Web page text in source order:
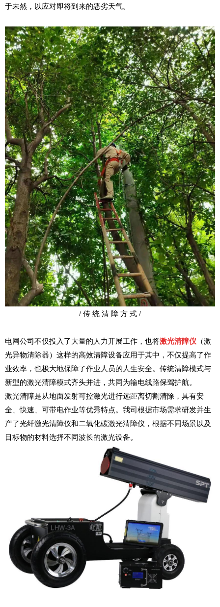
于未然，以应对即将到来的恶劣天气。
/ 传 统 清 障 方 式 /
电网公司不仅投入了大量的人力开展工作，也将激光清障仪 （激
光异物清除器）这样的高效清障设备应用于其中，不仅提高了作
业效率，也极大地保障了作业人员的人生安全。传统清障模式与
新型的激光清障模式齐头并进，共同为输电线路保驾护航。
激光清障是从地面发射可控激光进行远距离切割清除，具有安
全、快速、可带电作业等优秀特点。我司根据市场需求研发并生
产了光纤激光清障仪和二氧化碳激光清障仪，根据不同场景以及
目标物的材料选择不同波长的激光设备。